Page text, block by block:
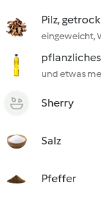
Pilz,
eingeweicht,
und etwas
Sherry
Salz
Pfeffer